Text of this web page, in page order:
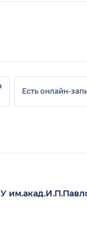
Есть онлайн-